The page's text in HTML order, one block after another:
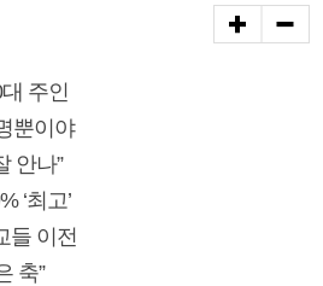
주인
뿐이야
안나”
‘최고’
들 이전
축”